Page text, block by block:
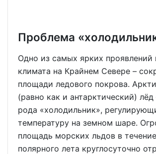
Проблема
Одно из самых ярких проявлений
климата на Крайнем Севере –
площади ледового покрова.
(равно как и антарктический) лёд
рода «холодильник»,
температуру на земном шаре.
площадь морских льдов в
полярного лета круглосуточно